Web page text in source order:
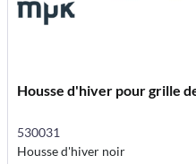
Housse d'hiver pour grille
530031
Housse d'hiver noir